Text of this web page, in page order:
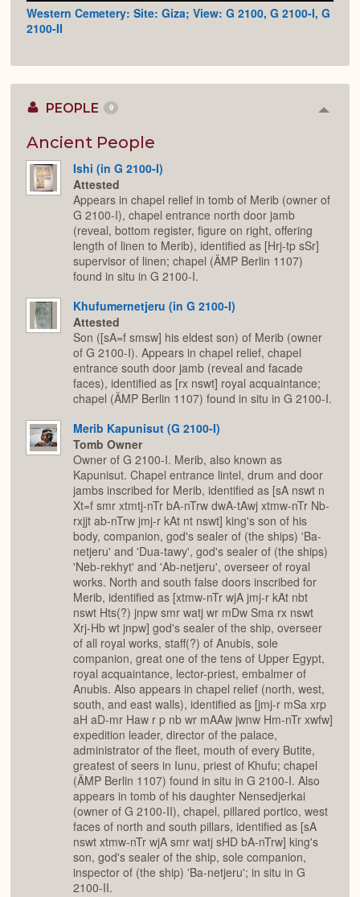
Western Cemetery: Site: Giza; View: G 2100, G 2100-I, G
2100-II
PEOPLE 9
Ancient People
Ishi (in G 2100-I)
Attested
Appears in chapel relief in tomb of Merib (owner of
G 2100-I), chapel entrance north door jamb
(reveal, bottom register, figure on right, offering
length of linen to Merib), identified as [Hrj-tp sSr]
supervisor of linen; chapel (ÄMP Berlin 1107)
found in situ in G 2100-I.
Khufumernetjeru (in G 2100-I)
Attested
Son ([sA=f smsw] his eldest son) of Merib (owner
of G 2100-I). Appears in chapel relief, chapel
entrance south door jamb (reveal and facade
faces), identified as [rx nswt] royal acquaintance;
chapel (ÄMP Berlin 1107) found in situ in G 2100-I.
Merib Kapunisut (G 2100-I)
Tomb Owner
Owner of G 2100-I. Merib, also known as
Kapunisut. Chapel entrance lintel, drum and door
jambs inscribed for Merib, identified as [sA nswt n
Xt=f smr xtmtj-nTr bA-nTrw dwA-tAwj xtmw-nTr Nb-
rxjjt ab-nTrw jmj-r kAt nt nswt] king's son of his
body, companion, god's sealer of (the ships) 'Ba-
netjeru' and 'Dua-tawy', god's sealer of (the ships)
'Neb-rekhyt' and 'Ab-netjeru', overseer of royal
works. North and south false doors inscribed for
Merib, identified as [xtmw-nTr wjA jmj-r kAt nbt
nswt Hts(?) jnpw smr watj wr mDw Sma rx nswt
Xrj-Hb wt jnpw] god's sealer of the ship, overseer
of all royal works, staff(?) of Anubis, sole
companion, great one of the tens of Upper Egypt,
royal acquaintance, lector-priest, embalmer of
Anubis. Also appears in chapel relief (north, west,
south, and east walls), identified as [jmj-r mSa xrp
aH aD-mr Haw r p nb wr mAAw jwnw Hm-nTr xwfw]
expedition leader, director of the palace,
administrator of the fleet, mouth of every Butite,
greatest of seers in Iunu, priest of Khufu; chapel
(ÄMP Berlin 1107) found in situ in G 2100-I. Also
appears in tomb of his daughter Nensedjerkai
(owner of G 2100-II), chapel, pillared portico, west
faces of north and south pillars, identified as [sA
nswt xtmw-nTr wjA smr watj sHD bA-nTrw] king's
son, god's sealer of the ship, sole companion,
inspector of (the ship) 'Ba-netjeru'; in situ in G
2100-II.